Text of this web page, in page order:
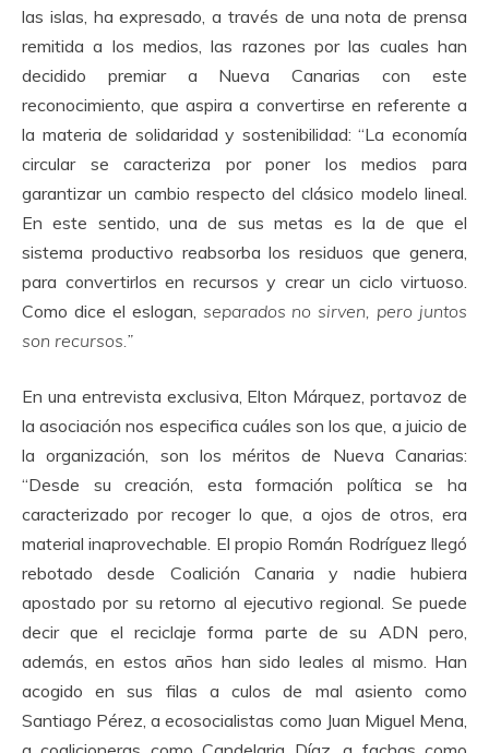
las islas, ha expresado, a través de una nota de prensa
remitida a los medios, las razones por las cuales han
decidido premiar a Nueva Canarias con este
reconocimiento, que aspira a convertirse en referente a
la materia de solidaridad y sostenibilidad: “La economía
circular se caracteriza por poner los medios para
garantizar un cambio respecto del clásico modelo lineal.
En este sentido, una de sus metas es la de que el
sistema productivo reabsorba los residuos que genera,
para convertirlos en recursos y crear un ciclo virtuoso.
Como dice el eslogan, separados no sirven, pero juntos
son recursos.”
En una entrevista exclusiva, Elton Márquez, portavoz de
la asociación nos especifica cuáles son los que, a juicio de
la organización, son los méritos de Nueva Canarias:
“Desde su creación, esta formación política se ha
caracterizado por recoger lo que, a ojos de otros, era
material inaprovechable. El propio Román Rodríguez llegó
rebotado desde Coalición Canaria y nadie hubiera
apostado por su retorno al ejecutivo regional. Se puede
decir que el reciclaje forma parte de su ADN pero,
además, en estos años han sido leales al mismo. Han
acogido en sus filas a culos de mal asiento como
Santiago Pérez, a ecosocialistas como Juan Miguel Mena,